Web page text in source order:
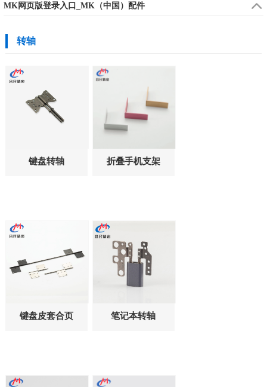
MK网页版登录入口_MK（中国）配件
转轴
键盘转轴 折叠手机支架
003
键盘皮套合页
001
笔记本转轴